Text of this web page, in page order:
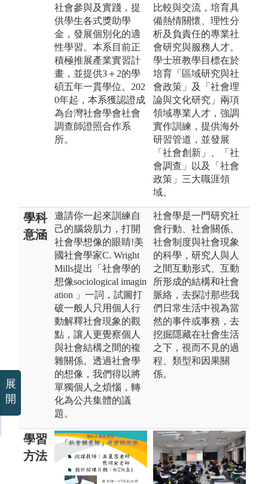
社會參與及實踐，提
供學生各式獎助學
金，發展個別化的適
性學習。本系目前正
積極推展產業實習計
畫，並提供3＋2的學
碩五年一貫學位。202
0年起，本系獲認證成
為台灣社會學會社會
調查師證照合作系
所。
比較與交流，培育具
備熱情關懷、理性分
析及負責任的專業社
會研究與服務人才。
學士班教學目標在於
培育「區域研究與社
會政策」及「社會理
論與文化研究」兩項
領域專業人才，強調
實作訓練，提供海外
研習管道，並發展
「社會創新」、「社
會調查」以及「社會
政策」三大職涯領
域。
學科
意涵
邀請你一起來訓練自
己的腦袋肌力，打開
社會學想像的眼睛!美
國社會學家C. Wright
Mills提出「社會學的
想像sociological imagin
ation 」一詞，試圖打
破一般人只用個人行
動解釋社會現象的觀
點，讓人更覺察個人
與社會結構之間的複
雜關係。透過社會學
的想像，我們得以將
單獨個人之煩惱，轉
化為公共集體的議
題。
社會學是一門研究社
會行動、社會關係、
社會制度與社會現象
的科學，研究人與人
之間互動形式、互動
所形成的結構和社會
脈絡，去探討那些我
們日常生活中視為當
然的事件或事務，去
挖掘隱藏在社會生活
之下，視而不見的過
程、類型和因果關
係。
學習
方法
展
開